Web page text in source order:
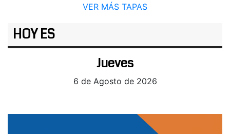
VER MÁS TAPAS
HOY ES
Jueves
6 de Agosto de 2026